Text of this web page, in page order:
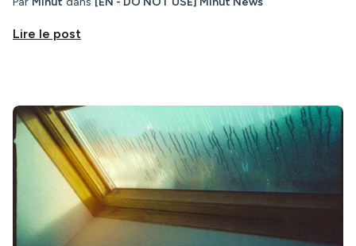
Lire le post